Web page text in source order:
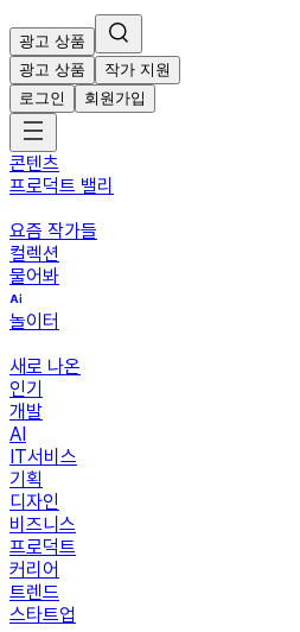
광고 상품
광고 상품
작가 지원
로그인
회원가입
콘텐츠
프로덕트 밸리
요즘 작가들
컬렉션
물어봐
놀이터
새로 나온
인기
개발
AI
IT서비스
기획
디자인
비즈니스
프로덕트
커리어
트렌드
스타트업